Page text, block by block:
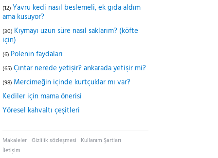
(12) Yavru kedi nasıl beslemeli, ek gıda aldım
ama kusuyor?
(30) Kıymayı uzun süre nasıl saklarım? (köfte
için)
(6) Polenin faydaları
(65) Çıntar nerede yetişir? ankarada yetişir mi?
(98) Mercimeğin içinde kurtçuklar mı var?
Kediler için mama önerisi
Yöresel kahvaltı çeşitleri
Makaleler Gizlilik sözleşmesi Kullanım Şartları
İletişim